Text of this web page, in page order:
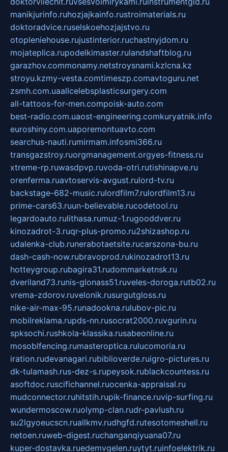
manikjurinfo.ruhozjajkainfo.rustroimaterials.ru
doktoradvice.ruselskoehozjajstvo.ru
otopleniehouse.rujustinterior.ruchastnyjdom.ru
mojateplica.rupodelkimaster.rulandshaftblog.ru
garazhov.commonamy.netstroysnami.kzlcna.kz
stroyu.kzmy-vesta.comtimeszp.comavtoguru.net
zsmh.com.uaallcelebsplasticsurgery.com
all-tattoos-for-men.compoisk-auto.com
best-radio.com.uaost-engineering.comkuryatnik.info
euroshiny.com.uaporemontuavto.com
searchus-nauti.rumirmam.infosmi366.ru
transgazstroy.ruorgmanagement.orgyes-fitness.ru
xtreme-rp.ruwasdpvp.ruvoda-otri.rutishinapve.ru
orenferma.ruavtoservis-avgust.rulord-tv.ru
backstage-682-music.rulordfilm7.rulordfilm13.ru
prime-cars63.ruun-believable.rucodetool.ru
legardoauto.rulithasa.rumuz-1.rugooddver.ru
kinozadrot-3.ruqr-plus-promo.ru2shizashop.ru
udalenka-club.runerabotaetsite.rucarszona-bu.ru
dash-cash-now.rubravoprod.rukinozadrot13.ru
hotteygroup.rubagira31.rudommarketnsk.ru
dveriland73.runis-glonass51.ruveles-doroga.rutb02.ru
vrema-zdorov.ruvelonik.rusurgutgloss.ru
nike-air-max-95.runadookna.rulubov-pic.ru
mobilreklama.rupds-nn.rusocrat2000.ruvgurin.ru
spksochi.rushkola-klassika.rusabeonline.ru
mosoblfencing.rumasteroptica.rulucomoria.ru
iration.rudevanagari.rubiblioverde.ruigro-pictures.ru
dk-tulamash.rus-dez-s.rupeysok.rublackcountess.ru
asoftdoc.ruscifichannel.ruocenka-appraisal.ru
mudconnector.ruhitstih.rupik-finance.ruvip-surfing.ru
wundermoscow.ruolymp-clan.rudr-pavlush.ru
su2lgyoeucscn.ruallkmv.rudhgfd.rutesotomeshell.ru
netoen.ruweb-digest.ruchanganqiyuana07.ru
kuper-dostavka.ruedemvgelen.ruytyt.ruinfoelektrik.ru